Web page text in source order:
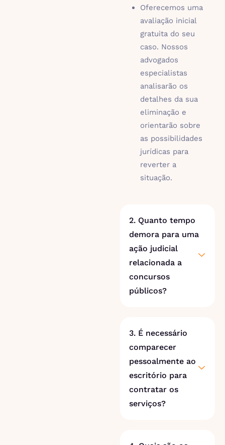
Oferecemos uma
avaliação inicial
gratuita do seu
caso. Nossos
advogados
especialistas
analisarão os
detalhes da sua
eliminação e
orientarão sobre
as possibilidades
jurídicas para
reverter a
situação.
2. Quanto tempo
demora para uma
ação judicial
relacionada a
concursos
públicos?
3. É necessário
comparecer
pessoalmente ao
escritório para
contratar os
serviços?